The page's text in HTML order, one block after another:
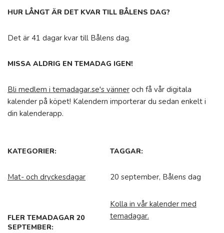
HUR LÅNGT ÄR DET KVAR TILL BÅLENS DAG?
Det är 41 dagar kvar till Bålens dag.
MISSA ALDRIG EN TEMADAG IGEN!
Bli medlem i temadagar.se's vänner och få vår digitala
kalender på köpet! Kalendern importerar du sedan enkelt i
din kalenderapp.
KATEGORIER:
Mat- och dryckesdagar
TAGGAR:
20 september, Bålens dag
FLER TEMADAGAR 20
SEPTEMBER:
Kolla in vår kalender med
temadagar.